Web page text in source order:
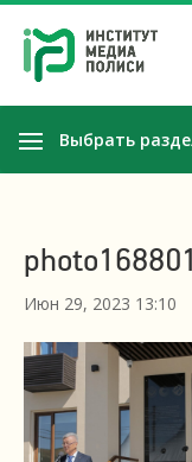
Выбрать
Июн 29, 2023 13:10